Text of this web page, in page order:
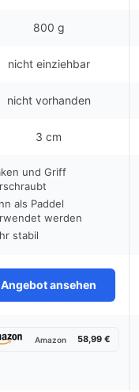
800 g
nicht einziehbar
nicht vorhanden
3 cm
und Griff
als Paddel
werden
stabil
Angebot ansehen
Amazon 58,99 €